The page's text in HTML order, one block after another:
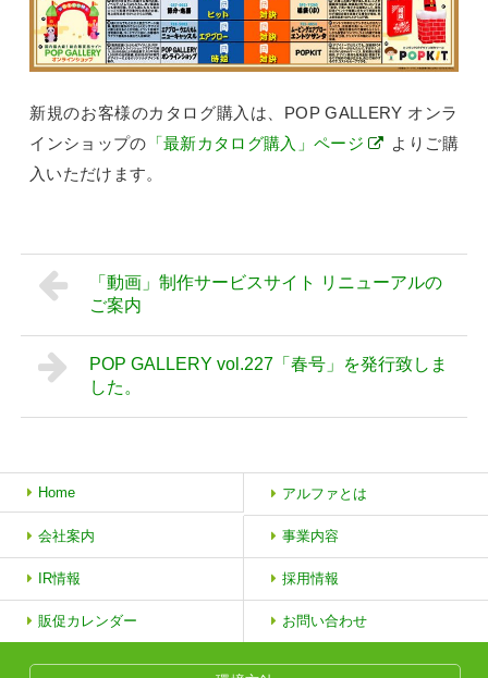
新規のお客様のカタログ購入は、POP GALLERY オンラ
インショップの 「最新カタログ購入」ページ
よりご購
入いただけます。
「動画」制作サービスサイト リニューアルの
ご案内
POP GALLERY vol.227「春号」を発行致しま
した。
Home アルファとは
会社案内 事業内容
IR情報 採用情報
販促カレンダー お問い合わせ